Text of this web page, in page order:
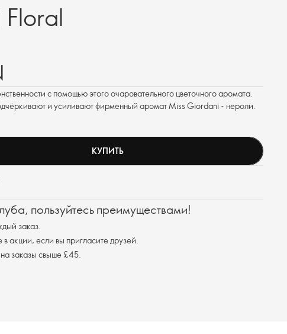
с помощью этого очаровательного цветочного аромата.
и усиливают фирменный аромат Miss Giordani - нероли.
КУПИТЬ
пользуйтесь преимуществами!
заказ.
в акции, если вы пригласите друзей.
заказы свыше £45.